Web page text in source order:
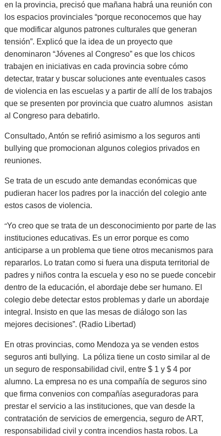
en la provincia, precisó que mañana habrá una reunión con
los espacios provinciales “porque reconocemos que hay
que modificar algunos patrones culturales que generan
tensión”. Explicó que la idea de un proyecto que
denominaron “Jóvenes al Congreso” es que los chicos
trabajen en iniciativas en cada provincia sobre cómo
detectar, tratar y buscar soluciones ante eventuales casos
de violencia en las escuelas y a partir de allí de los trabajos
que se presenten por provincia que cuatro alumnos asistan
al Congreso para debatirlo.
Consultado, Antón se refirió asimismo a los seguros anti
bullying que promocionan algunos colegios privados en
reuniones.
Se trata de un escudo ante demandas económicas que
pudieran hacer los padres por la inacción del colegio ante
estos casos de violencia.
“Yo creo que se trata de un desconocimiento por parte de las
instituciones educativas. Es un error porque es como
anticiparse a un problema que tiene otros mecanismos para
repararlos. Lo tratan como si fuera una disputa territorial de
padres y niños contra la escuela y eso no se puede concebir
dentro de la educación, el abordaje debe ser humano. El
colegio debe detectar estos problemas y darle un abordaje
integral. Insisto en que las mesas de diálogo son las
mejores decisiones”. (Radio Libertad)
En otras provincias, como Mendoza ya se venden estos
seguros anti bullying. La póliza tiene un costo similar al de
un seguro de responsabilidad civil, entre $ 1 y $ 4 por
alumno. La empresa no es una compañía de seguros sino
que firma convenios con compañías aseguradoras para
prestar el servicio a las instituciones, que van desde la
contratación de servicios de emergencia, seguro de ART,
responsabilidad civil y contra incendios hasta robos. La